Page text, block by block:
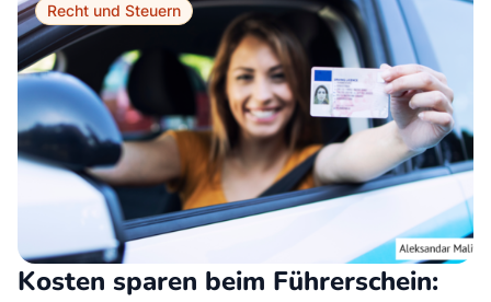
Recht und Steuern
Kosten sparen beim Führerschein: